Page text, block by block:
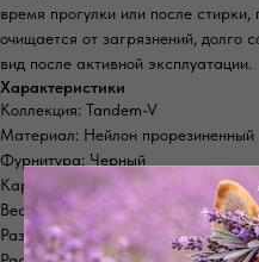
время прогулки или после стирки,
очищается от загрязнений, долго
вид после активной эксплуатации.
Характеристики
Коллекция: Tandem-V
Материал: Нейлон прорезиненный
Фурнитура: Черный
Карабин: Авиационный алюминий
Вес: 180 г
Разрывная нагрузка: 400 кг